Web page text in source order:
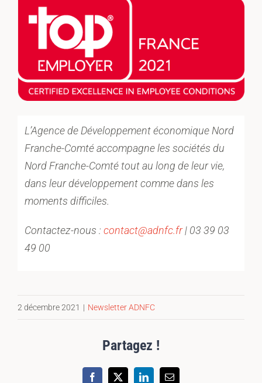
L’Agence de Développement économique Nord
Franche-Comté accompagne les sociétés du
Nord Franche-Comté tout au long de leur vie,
dans leur développement comme dans les
moments difficiles.
Contactez-nous : contact@adnfc.fr| 03 39 03
49 00
2 décembre 2021 | Newsletter ADNFC
Partagez !
Facebook
X LinkedInEmail